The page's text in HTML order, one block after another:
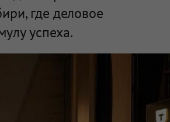
где деловое
успеха.